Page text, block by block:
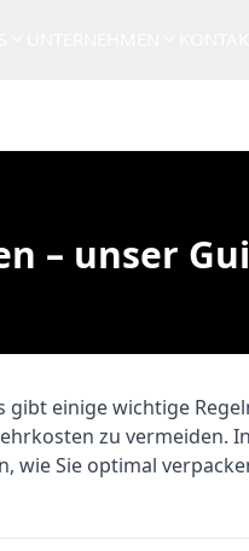
– unser
einige wichtige
zu vermeiden.
Sie optimal